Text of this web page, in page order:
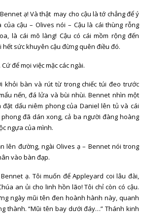
ạ! Và thật may cho cậu là tớ chẳng để ý
cậu – Olives nói – Cậu là cái thùng rỗng
là cái mõ làng! Cậu có cái mồm rộng đến
hết sức khuyên cậu đừng quên điều đó.
để mọi việc mặc các ngài.
khỏi bàn và rút từ trong chiếc túi đeo trước
nến, đá lửa và bùi nhùi. Bennet nhìn một
dấu niêm phong của Daniel lên tủ và cái
đã dán xong, cả ba người đàng hoàng
ngựa của mình.
lên đường, ngài Olives ạ – Bennet nói trong
vào bàn đạp.
ạ. Tôi muốn để Appleyard coi lâu đài,
an ủi cho linh hồn lão! Tôi chỉ còn có cậu.
ngày mũi tên đen hoành hành này, quanh
thành. “Mũi tên bay dưới đáy…” Thánh kinh